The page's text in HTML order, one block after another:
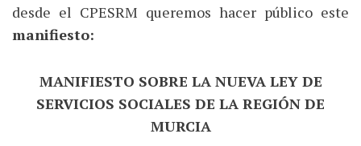
desde el CPESRM queremos hacer público este
manifiesto:
MANIFIESTO SOBRE LA NUEVA LEY DE
SERVICIOS SOCIALES DE LA REGIÓN DE
MURCIA